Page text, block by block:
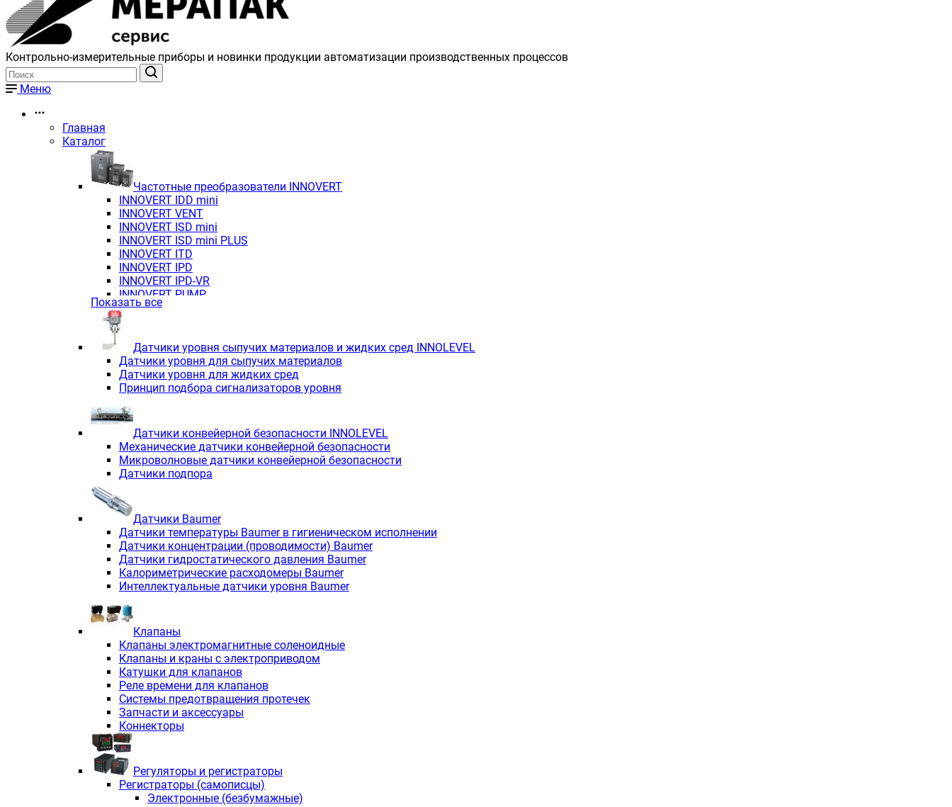
Контрольно-измерительные приборы и новинки продукции автоматизации производственных процессов
Меню
Главная
Каталог
Частотные преобразователи INNOVERT
INNOVERT IDD mini
INNOVERT VENT
INNOVERT ISD mini
INNOVERT ISD mini PLUS
INNOVERT ITD
INNOVERT IРD
INNOVERT IРD-VR
INNOVERT PUMP
Показать все
Датчики уровня сыпучих материалов и жидких сред INNOLEVEL
Датчики уровня для сыпучих материалов
Датчики уровня для жидких сред
Принцип подбора сигнализаторов уровня
Датчики конвейерной безопасности INNOLEVEL
Механические датчики конвейерной безопасности
Микроволновые датчики конвейерной безопасности
Датчики подпора
Датчики Baumer
Датчики температуры Baumer в гигиеническом исполнении
Датчики концентрации (проводимости) Baumer
Датчики гидростатического давления Baumer
Калориметрические расходомеры Baumer
Интеллектуальные датчики уровня Baumer
Клапаны
Клапаны электромагнитные соленоидные
Клапаны и краны с электроприводом
Катушки для клапанов
Реле времени для клапанов
Системы предотвращения протечек
Запчасти и аксессуары
Коннекторы
Регуляторы и регистраторы
Регистраторы (самописцы)
Электронные (безбумажные)